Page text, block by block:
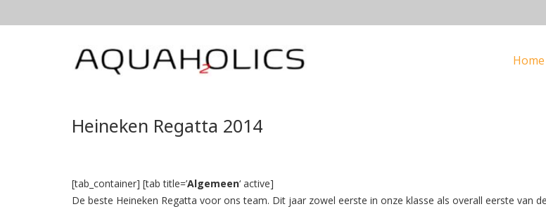
Home
Heineken Regatta 2014
[tab_container] [tab title=’Algemeen‘ active]
De beste Heineken Regatta voor ons team. Dit jaar zowel eerste in onze klasse als overall eerste van